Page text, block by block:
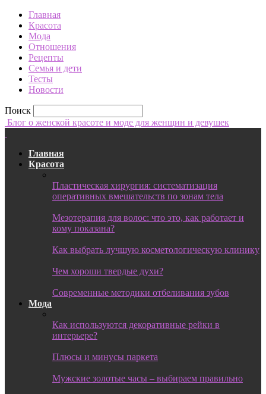
Главная
Красота
Мода
Отношения
Рецепты
Семья и дети
Тесты
Новости
Поиск
Блог о женской красоте и моде для женщин и девушек
Главная
Красота
Пластическая хирургия: систематизация
оперативных вмешательств по зонам тела
Мезотерапия для волос: что это, как работает и
кому показана?
Как выбрать лучшую косметологическую клинику
Чем хороши твердые духи?
Современные методики отбеливания зубов
Мода
Как используются декоративные рейки в
интерьере?
Плюсы и минусы паркета
Мужские золотые часы – выбираем правильно